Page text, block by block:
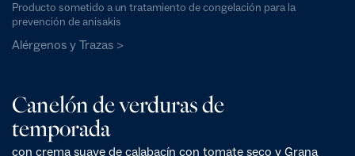
Producto sometido a un tratamiento de congelación para la
prevención de anisakis
Alérgenos y Trazas >
Canelón de verduras de
temporada
con crema suave de calabacín con tomate seco y Grana